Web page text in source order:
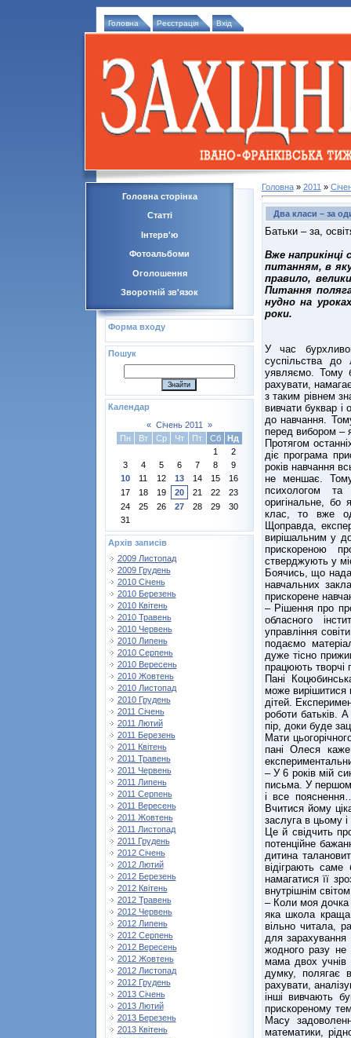
Головна Реєстрація Вхід
Головна сторінка
Статті
Інтерв'ю
Фотоальбоми
Оголошення
Зворотній зв'язок
Форма входу
Пошук
Календар
« Січень 2011
»
Пн
Вт Ср Чт Пт Сб
Нд
1
2
3
4 5 6 7 8
9
10
11 12 13 14 15
16
17
18 19 20 21 22
23
24
25 26 27 28 29
30
31
Архів записів
2009 Листопад
2009 Грудень
2010 Січень
2010 Березень
2010 Квітень
2010 Травень
2010 Червень
2010 Липень
2010 Серпень
2010 Вересень
2010 Жовтень
2010 Листопад
2010 Грудень
2011 Січень
2011 Лютий
2011 Березень
2011 Квітень
2011 Травень
2011 Червень
2011 Липень
2011 Серпень
2011 Вересень
2011 Жовтень
2011 Листопад
2011 Грудень
2012 Січень
2012 Лютий
2012 Березень
2012 Квітень
2012 Травень
2012 Червень
2012 Липень
2012 Серпень
2012 Вересень
2012 Жовтень
2012 Листопад
2012 Грудень
2013 Січень
2013 Лютий
2013 Березень
2013 Квітень
Головна» 2011 »
Два класи – за
Батьки – за,
Вже
питанням, в
правило,
Питання
нудно на
роки.
У час
суспільства
уявляємо. Тому
рахувати,
з таким рівнем
вивчати буквар і
до навчання.
перед вибором –
Протягом
діє програма
років навчання
не меншає. Тому
психологом та
оригінальне, бо
клас, то вже
Щоправда,
вирішальним у
прискореною
стверджують у
Боячись, що
навчальних
прискорене
– Рішення про
обласного
управління
подаємо
дуже тісно
працюють творчі
Пані
може вирішитися
дітей.
роботи батьків.
пір, доки буде
Мати
пані Олеся
– У 6 років мій
письма. У
і все
Вчитися йому
заслуга в цьому
Це й свідчить
потенційне
дитина
відіграють
намагатися її
внутрішнім
– Коли моя дочка
яка школа краща
вільно читала,
для
жодного разу
мама двох
думку, полягає
рахувати,
інші вивчають
прискореному
Масу
математики,